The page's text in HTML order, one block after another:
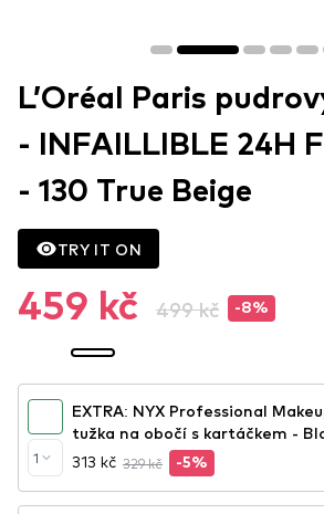
L’Oréal Paris
- INFAILLIBLE 24H
- 130 True Beige
TRY IT ON
459 kč 499 kč -8%
1
EXTRA: NYX Professional
tužka na obočí s kartáčkem -
& Shade Nano Brow Pencil - 07
313 kč 329 kč -5%